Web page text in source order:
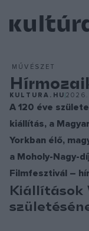
MŰVÉSZET
KULTURA.HU 2026.
A 120 éve
kiállítás, a
Yorkban élő,
a Moholy-Nagy-
Filmfesztivál –
Kiállítások